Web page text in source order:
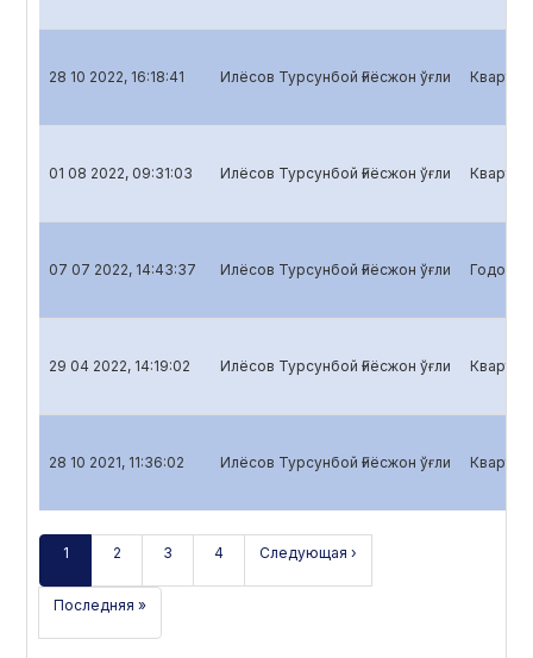
28 10 2022, 16:18:41 Илёсов Турсунбой Ғиёсжон ўғли
01 08 2022, 09:31:03 Илёсов Турсунбой Ғиёсжон ўғли
07 07 2022, 14:43:37 Илёсов Турсунбой Ғиёсжон ўғли
29 04 2022, 14:19:02 Илёсов Турсунбой Ғиёсжон ўғли
28 10 2021, 11:36:02 Илёсов Турсунбой Ғиёсжон ўғли
1 2 3 4 Следующая ›
Последняя »